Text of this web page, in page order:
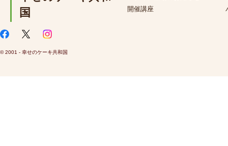
国
開催講座
© 2001 - 幸せのケーキ共和国